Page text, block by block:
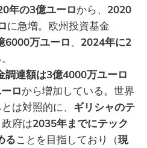
年の3億ユーロから、 2020
に急増。欧州投資基金
6000万ユーロ、 2024年に2
調達額は3億4000万ユーロ
ロから増加している。世界
は対照的に、 ギリシャのテ
府は2035年までにテック
ることを目指しており（現